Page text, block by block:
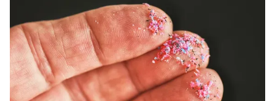
Y tế
Thế giới
Tin tức
Kinh tế